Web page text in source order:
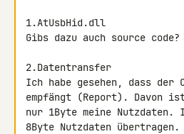
1.AtUsbHid.dll
Gibs dazu auch source code?
2.Datentransfer
Ich habe gesehen, dass der
empfängt (Report). Davon
nur 1Byte meine Nutzdaten.
8Byte Nutzdaten übertragen.